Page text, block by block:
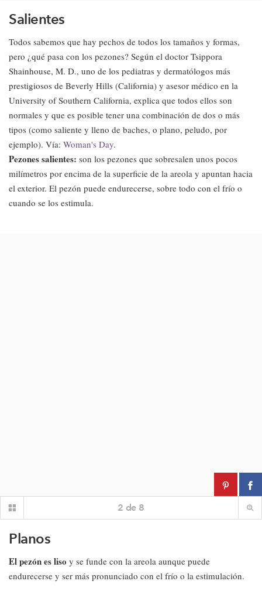
Salientes
Todos sabemos que hay pechos de todos los tamaños y formas,
pero ¿qué pasa con los pezones? Según el doctor Tsippora
Shainhouse, M. D., uno de los pediatras y dermatólogos más
prestigiosos de Beverly Hills (California) y asesor médico en la
University of Southern California, explica que todos ellos son
normales y que es posible tener una combinación de dos o más
tipos (como saliente y lleno de baches, o plano, peludo, por
ejemplo). Vía: Woman's Day.
Pezones salientes: son los pezones que sobresalen unos pocos
milímetros por encima de la superficie de la areola y apuntan hacia
el exterior. El pezón puede endurecerse, sobre todo con el frío o
cuando se los estimula.
2 de 8
Planos
El pezón es liso y se funde con la areola aunque puede
endurecerse y ser más pronunciado con el frío o la estimulación.